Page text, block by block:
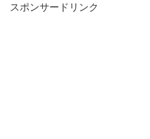
スポンサードリンク